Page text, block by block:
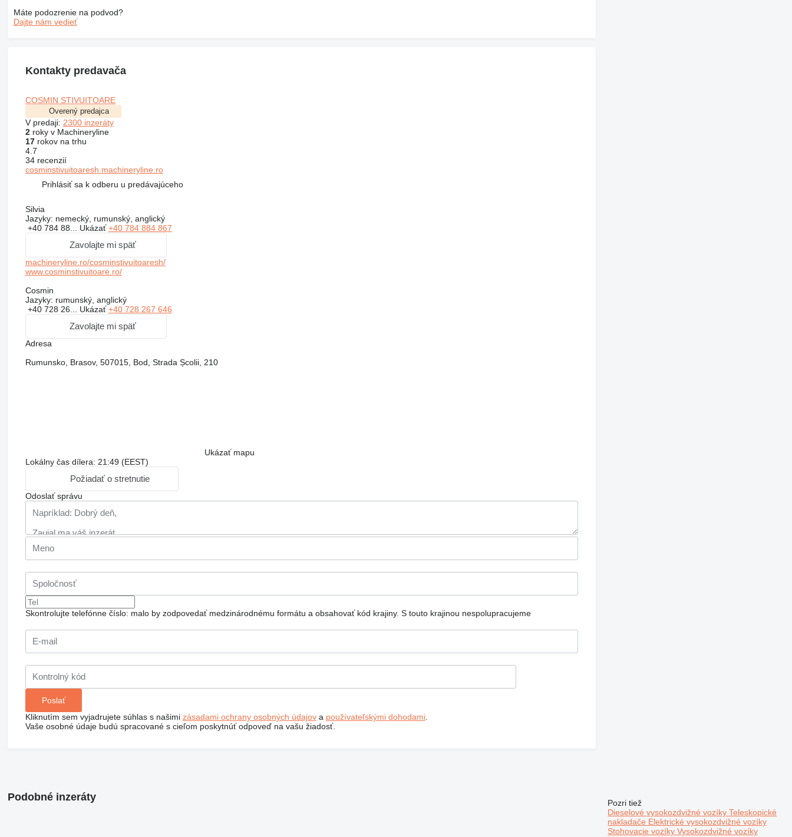
Máte podozrenie na podvod?
Dajte nám vedieť
Kontakty predavača
COSMIN STIVUITOARE
Overený predajca
V predaji: 2300 inzeráty
2roky v Machineryline
17rokov na trhu
4.7
34 recenzií
cosminstivuitoaresh.machineryline.ro
Prihlásiť sa k odberu u predávajúceho
Silvia
Jazyky: nemecký, rumunský, anglický
+40 784 88... Ukázať+40 784 884 867
Zavolajte mi späť
machineryline.ro/cosminstivuitoaresh/
www.cosminstivuitoare.ro/
Cosmin
Jazyky: rumunský, anglický
+40 728 26... Ukázať+40 728 267 646
Zavolajte mi späť
Adresa
Rumunsko, Brasov, 507015, Bod, Strada Școlii, 210
Ukázať mapu
Lokálny čas dílera: 21:49 (EEST)
Požiadať o stretnutie
Odoslať správu
Skontrolujte telefónne číslo: malo by zodpovedať medzinárodnému formátu a obsahovať kód krajiny. S touto krajinou nespolupracujeme
Kliknutím sem vyjadrujete súhlas s našimi zásadami ochrany osobných údajova používateľskými dohodami.
Vaše osobné údaje budú spracované s cieľom poskytnúť odpoveď na vašu žiadosť.
Podobné inzeráty
Pozri tiež
Dieselové vysokozdvižné vozíkyTeleskopické
nakladače Elektrické vysokozdvižné vozíky
Stohovacie vozíkyVysokozdvižné vozíky